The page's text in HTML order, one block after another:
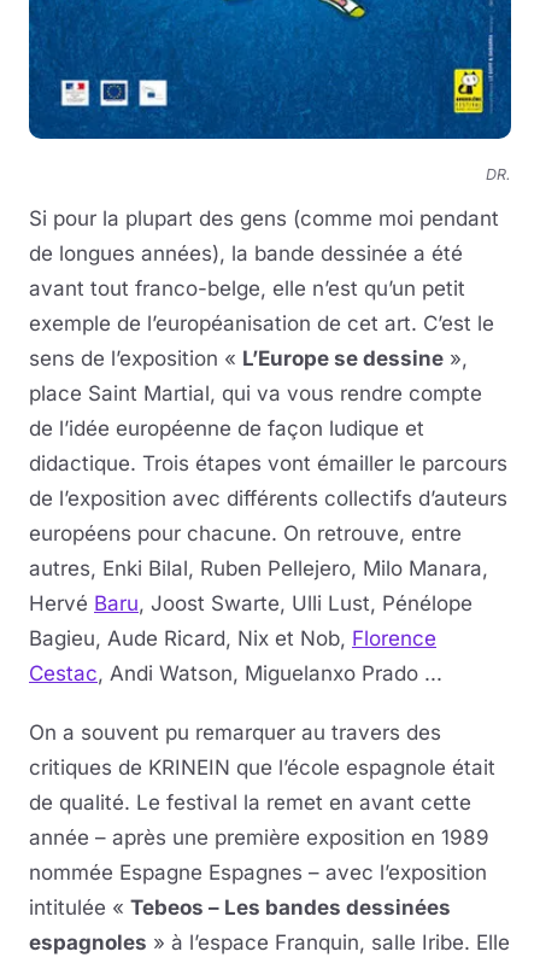
DR.
Si pour la plupart des gens (comme moi pendant
de longues années), la bande dessinée a été
avant tout franco-belge, elle n’est qu’un petit
exemple de l’européanisation de cet art. C’est le
sens de l’exposition « L’Europe se dessine »,
place Saint Martial, qui va vous rendre compte
de l’idée européenne de façon ludique et
didactique. Trois étapes vont émailler le parcours
de l’exposition avec différents collectifs d’auteurs
européens pour chacune. On retrouve, entre
autres, Enki Bilal, Ruben Pellejero, Milo Manara,
Hervé Baru, Joost Swarte, Ulli Lust, Pénélope
Bagieu, Aude Ricard, Nix et Nob, Florence
Cestac, Andi Watson, Miguelanxo Prado ...
On a souvent pu remarquer au travers des
critiques de KRINEIN que l’école espagnole était
de qualité. Le festival la remet en avant cette
année – après une première exposition en 1989
nommée Espagne Espagnes – avec l’exposition
intitulée « Tebeos – Les bandes dessinées
espagnoles » à l’espace Franquin, salle Iribe. Elle